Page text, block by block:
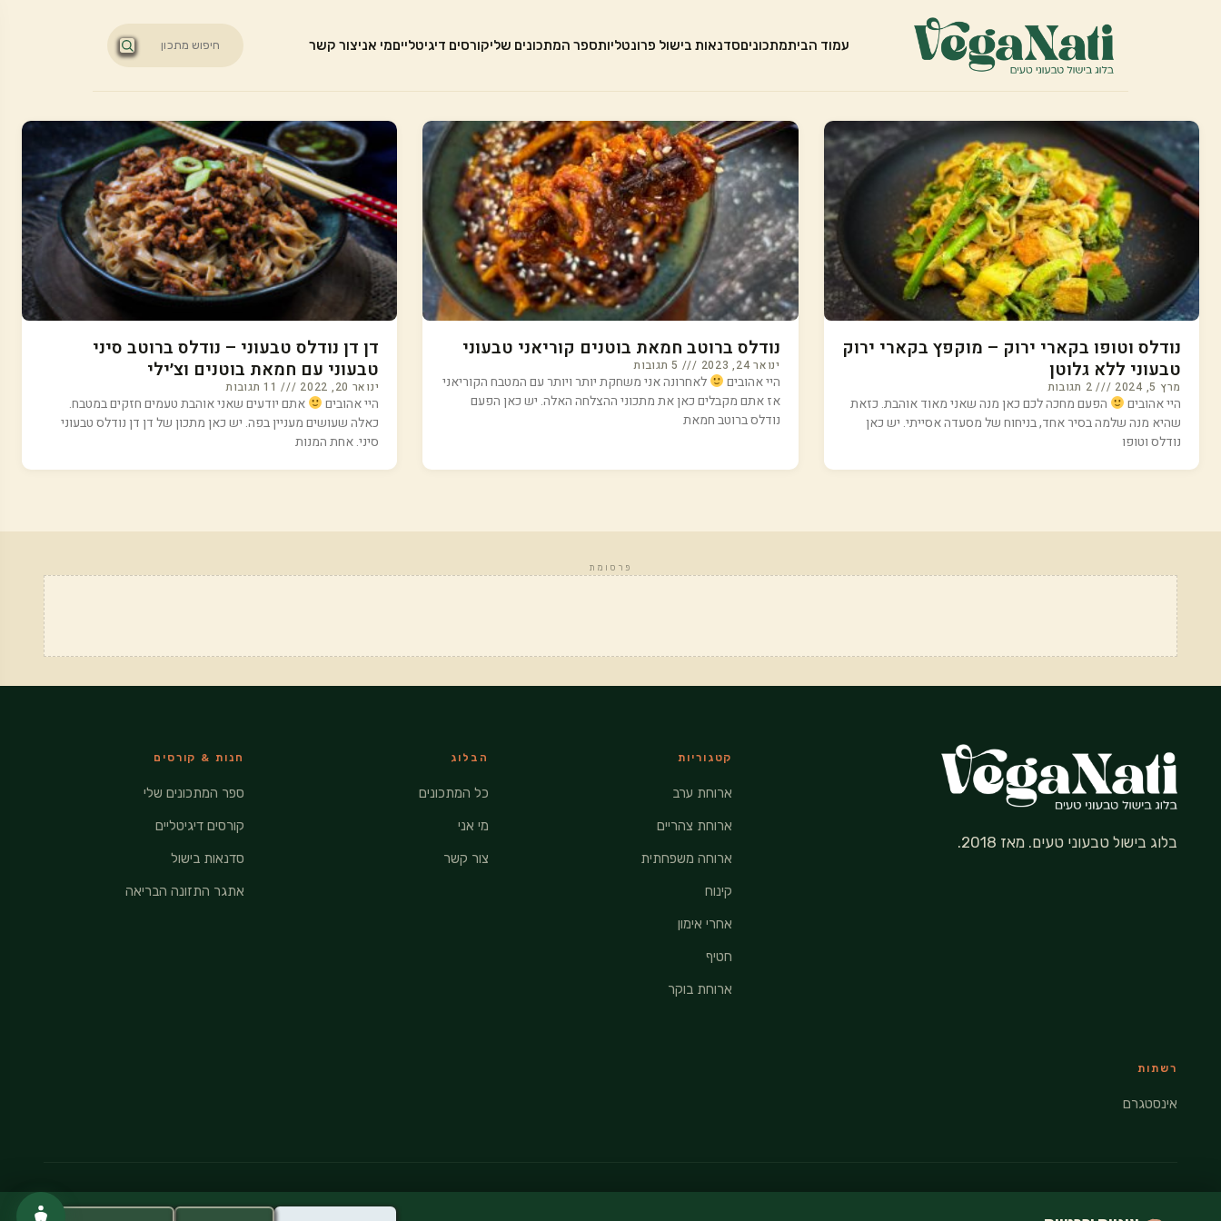
עמוד הביתמתכוניםסדנאות בישול פרונטליותספר המתכונים שליקורסים דיגיטלייםמי אניצור קשר
נודלס וטופו בקארי ירוק – מוקפץ בקארי ירוק
טבעוני ללא גלוטן
מרץ 5, 2024 2 תגובות
היי אהובים
הפעם מחכה לכם כאן מנה שאני מאוד אוהבת. כזאת
שהיא מנה שלמה בסיר אחד, בניחוח של מסעדה אסייתי. יש כאן
נודלס וטופו
נודלס ברוטב חמאת בוטנים קוריאני טבעוני
ינואר 24, 2023
היי אהובים
לאחרונה אני משחקת יותר ויותר עם המטבח הקוריאני
אז אתם מקבלים כאן את מתכוני ההצלחה האלה. יש כאן הפעם
נודלס ברוטב חמאת
דן דן נודלס טבעוני – נודלס ברוטב סיני
טבעוני עם חמאת בוטנים וצ׳ילי
ינואר 20, 2022 11 תגובות
היי אהובים
אתם יודעים שאני אוהבת טעמים חזקים במטבח.
כאלה שעושים מעניין בפה. יש כאן מתכון של דן דן נודלס טבעוני
סיני. אחת המנות
פרסומת
בלוג בישול טבעוני טעים. מאז 2018.
קטגוריות
ארוחת ערב
ארוחת צהריים
ארוחה משפחתית
קינוח
אחרי אימון
חטיף
ארוחת בוקר
הבלוג
כל המתכונים
מי אני
צור קשר
חנות & קורסים
ספר המתכונים שלי
קורסים דיגיטליים
סדנאות בישול
אתגר התזונה הבריאה
רשתות
אינסטגרם
מדיניות פרטיות